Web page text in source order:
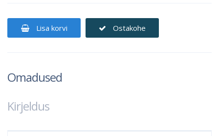
Lisa korvi Ostakohe
Omadused
Kirjeldus